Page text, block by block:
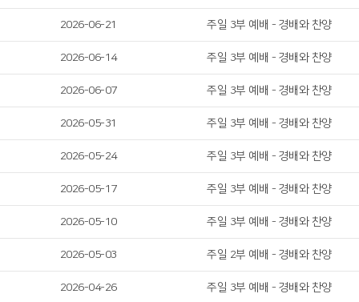
2026-06-21 주일 3부 예배 - 경배와 찬양
2026-06-14 주일 3부 예배 - 경배와 찬양
2026-06-07 주일 3부 예배 - 경배와 찬양
2026-05-31 주일 3부 예배 - 경배와 찬양
2026-05-24 주일 3부 예배 - 경배와 찬양
2026-05-17 주일 3부 예배 - 경배와 찬양
2026-05-10 주일 3부 예배 - 경배와 찬양
2026-05-03 주일 2부 예배 - 경배와 찬양
2026-04-26 주일 3부 예배 - 경배와 찬양